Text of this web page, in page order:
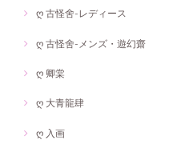
ღ 古怪舍-レディース
ღ 古怪舍-メンズ・遊幻齋
ღ 卿棠
ღ 大青龍肆
ღ 入画